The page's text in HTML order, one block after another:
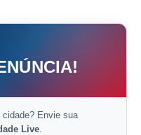
cidade? Envie sua
Live